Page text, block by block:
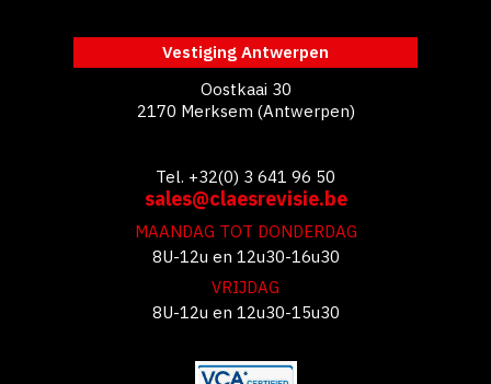
Vestiging Antwerpen
Oostkaai 30
2170 Merksem (Antwerpen)
Tel. +32(0) 3 641 96 50
sales@claesrevisie.be
MAANDAG TOT DONDERDAG
8U-12u en 12u30-16u30
VRIJDAG
8U-12u en 12u30-15u30